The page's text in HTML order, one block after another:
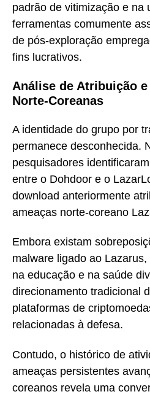
padrão de vitimização e na
ferramentas comumente
de pós-exploração
fins lucrativos.
Análise de Atribuição
Norte-Coreanas
A identidade do grupo por
permanece desconhecida.
pesquisadores
entre o Dohdoor e o
download anteriormente
ameaças norte-coreano
Embora existam
malware ligado ao
na educação e na saúde
direcionamento tradicional
plataformas de
relacionadas à defesa.
Contudo, o histórico de
ameaças persistentes
coreanos revela uma